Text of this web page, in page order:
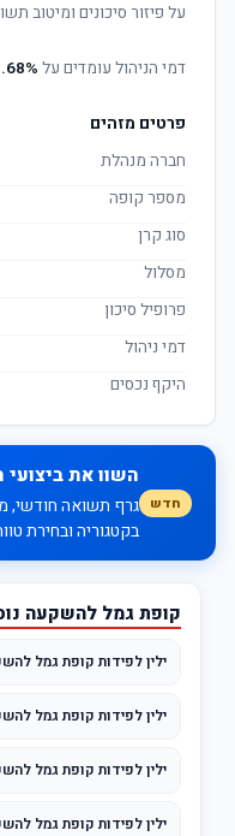
על פיזור סיכונים ומיטוב
דמי הניהול עומדים על
פרטים מזהים
חברה מנהלת
מספר קופה
סוג קרן
מסלול
פרופיל סיכון
דמי ניהול
היקף נכסים
חדש
השוו את ביצועי
גרף תשואה חודשי,
בקטגוריה ובחירת
קופת גמל להשקעה
ילין לפידות קופת גמל
ילין לפידות קופת גמל